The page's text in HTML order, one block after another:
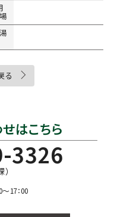
る
はこちら
3326
17：00